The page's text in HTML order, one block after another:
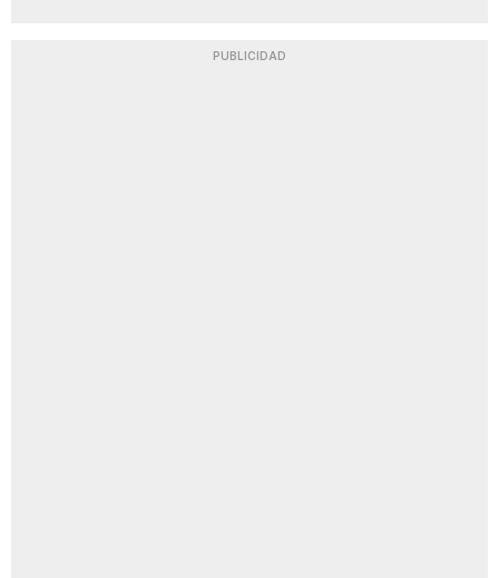
PUBLICIDAD